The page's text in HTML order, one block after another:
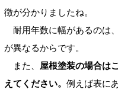
徴が分かりましたね。
耐用年数に幅があるのは
が異なるからです。
また、 屋根塗装の場合は
えてください。 例えば表に